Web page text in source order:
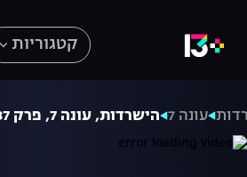
קטגוריות
עונה 7 הישרדות, עונה 7, פרק 37: הפיתוי הגדול מכולם!